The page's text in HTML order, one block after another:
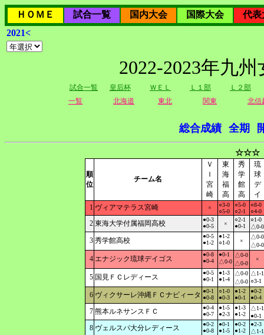
ＨＯＭＥ 試合一覧 国内大会 国際大会
代表
2021<
2022-2023年九
試合一覧 皇后杯 ＷＥＬ Ｌ１部
Ｌ２部
一覧
北海道 東北 関東 北信
総合成績 全期
☆☆☆
順
位
チーム名
Ｖ
Ｉ
宮
崎
東
海
福
高
秀
学
館
高
琉
球
デ
イ
1 ヴィアマテラス宮崎 ×
○3-0
○5-0
○5-0
○2-1
○8-0
○4-0
2 東海大学付属福岡高校
●0-3
●0-5
×
○2-1
●0-1
○1-0
△0-0
3 秀学館高校
●0-5
●1-2
●1-2
○1-0
×
△0-0
△0-0
4 エナジック琉球デイゴス
●0-8
●0-4
●0-1
△0-0
△0-0
△0-0
×
5 国見ＦＣレディース
●0-5
●0-1
●1-3
●1-4
△0-0
△0-0
△1-1
○3-1
6 ヴィクサーレ沖縄ＦＣナビィータ ●0-1
●0-8
○1-0
●0-3
●1-2
●0-1
●0-2
●0-4
7 熊本ルネサンスＦＣ
●0-4
●0-7
●1-5
●2-3
●1-3
●1-2
△1-1
●0-1
8 ヴェルスパ大分レディース
●0-2
●0-8
●0-1
●1-5
●0-2
●1-2
●2-3
△1-1